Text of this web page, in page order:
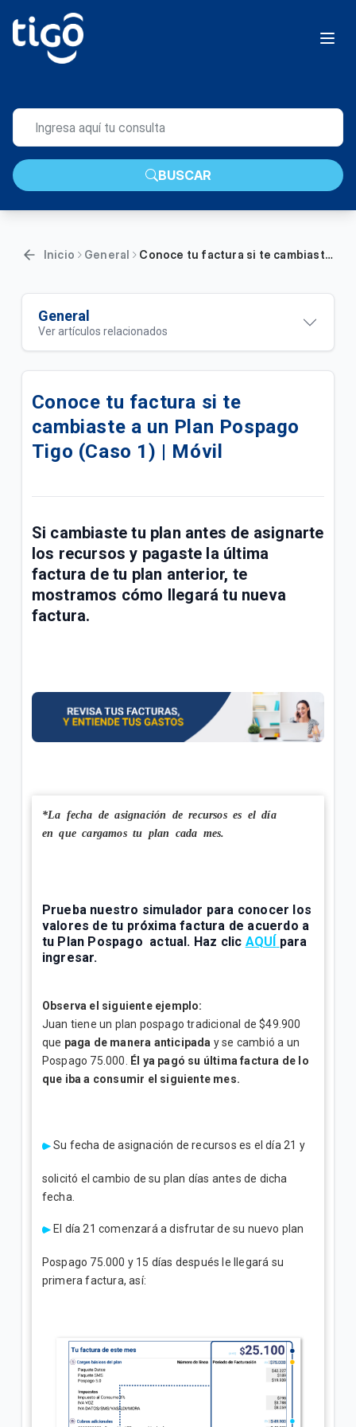
BUSCAR
Inicio General Conoce tu factura si te cambiaste a un Plan Pospago Tigo (Caso 1) | Móvil
General
Ver artículos relacionados
Compra tu celular 5G en cuotas | Móvil
¿Cómo pagar tus facturas de servicios fijos y
móviles con QR de Bre-b en Mi Tigo? | General
Confirmación de tu visita Tigo por Emtelco | Hogar
Conoce la factura de tu paquete Full Tigo y Full
Información importante de recursos de ley sobre
radicación de PQRS | General
Compra de acciones de UNE por parte de Millicom |
General
¿Tu servicio cambió? Actualiza tu plan en Mi Tigo |
General
Conoce tu factura si te
cambiaste a un Plan Pospago
Tigo (Caso 1) | Móvil
Si cambiaste tu plan antes de asignarte
los recursos y pagaste la última
factura de tu plan anterior, te
mostramos cómo llegará tu nueva
factura.
*La fecha de asignación de recursos es el día
en que cargamos tu plan cada mes.
Prueba nuestro simulador para conocer los
valores de tu próxima factura de acuerdo a
tu Plan Pospago actual. Haz clic AQUÍ para
ingresar.
Observa el siguiente ejemplo:
Juan tiene un plan pospago tradicional de $49.900
que paga de manera anticipada y se cambió a un
Pospago 75.000.
Él ya pagó su última factura de lo
que iba a consumir el siguiente mes.
Su fecha de asignación de recursos es el día 21 y
solicitó el cambio de su plan días antes de dicha
fecha.
El día 21 comenzará a disfrutar de su nuevo plan
Pospago 75.000 y 15 días después le llegará su
primera factura, así: